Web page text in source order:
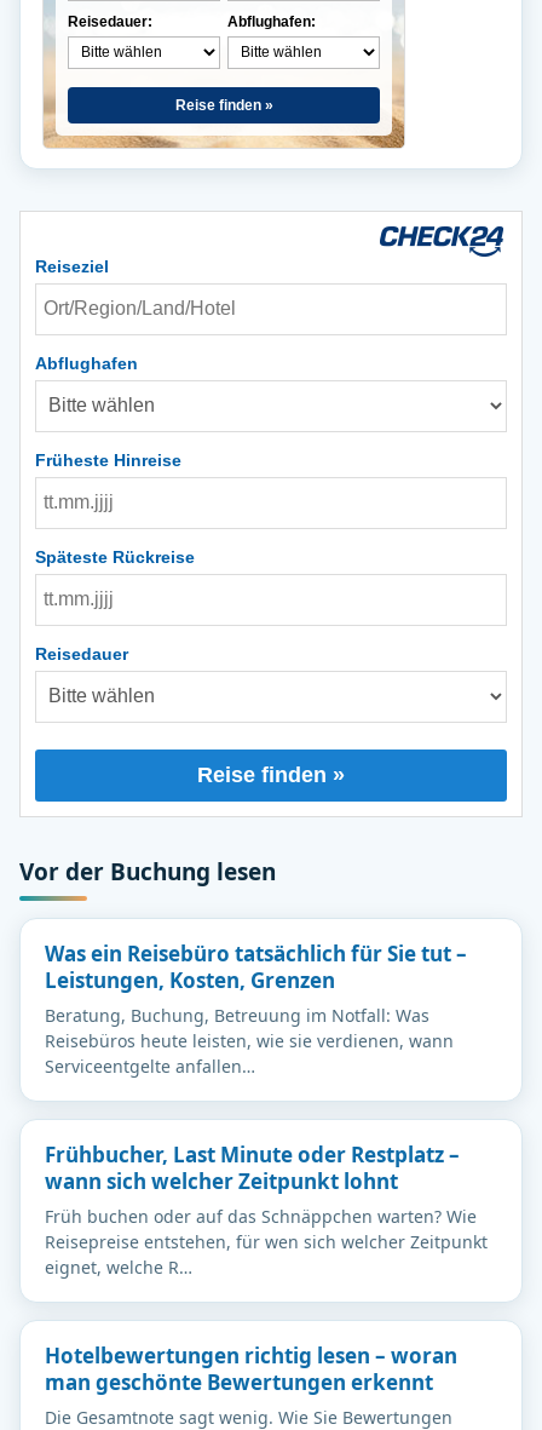
Reisedauer: Abflughafen:
Reise finden »
Reiseziel
Abflughafen
Früheste Hinreise
Späteste Rückreise
Reisedauer
Reise finden »
Vor der Buchung lesen
Was ein Reisebüro tatsächlich für Sie tut –
Leistungen, Kosten, Grenzen
Beratung, Buchung, Betreuung im Notfall: Was
Reisebüros heute leisten, wie sie verdienen, wann
Serviceentgelte anfallen…
Frühbucher, Last Minute oder Restplatz –
wann sich welcher Zeitpunkt lohnt
Früh buchen oder auf das Schnäppchen warten? Wie
Reisepreise entstehen, für wen sich welcher Zeitpunkt
eignet, welche R…
Hotelbewertungen richtig lesen – woran
man geschönte Bewertungen erkennt
Die Gesamtnote sagt wenig. Wie Sie Bewertungen